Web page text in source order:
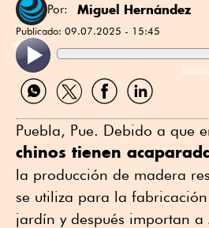
Por: Miguel Hernández
Publicado: 09.07.2025 - 15:45
Compartir
por
Compartir
por
Compartir
por
Compartir
por
Puebla, Pue. Debido a que
chinos tienen
la producción de madera
se utiliza para la
jardín y después importan a